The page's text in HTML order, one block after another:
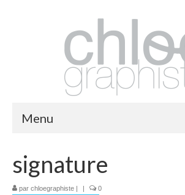
Menu
print
signature
par chloegraphiste | | 0